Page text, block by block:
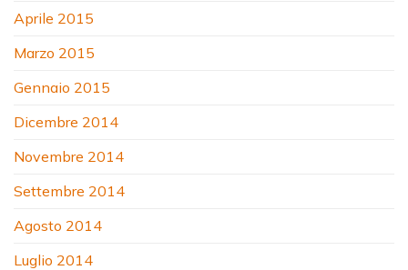
Aprile 2015
Marzo 2015
Gennaio 2015
Dicembre 2014
Novembre 2014
Settembre 2014
Agosto 2014
Luglio 2014